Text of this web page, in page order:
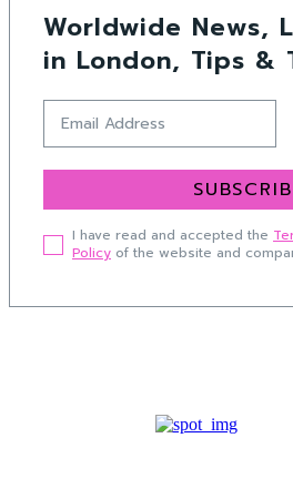
Worldwide News,
in London, Tips &
I have read and accepted the
Policy of the website and